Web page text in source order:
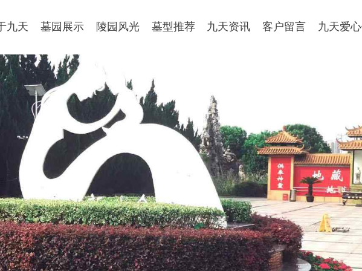
九天 墓园展示 陵园风光 墓型推荐 九天资讯 客户留言 九天爱